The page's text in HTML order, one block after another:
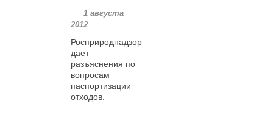
1 августа
2012
Росприроднадзор
дает
разъяснения по
вопросам
паспортизации
отходов.